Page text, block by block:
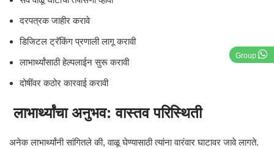
Group
दरपत्रक जाहीर करावे
डिजिटल ट्रॅकिंग प्रणाली लागू करावी
लाभार्थ्यांसाठी हेल्पलाईन सुरू करावी
दोषींवर कठोर कारवाई करावी
लाभार्थ्यांचा अनुभव: वास्तव परिस्थिती
अनेक लाभार्थ्यांनी सांगितले की, वाळू घेण्यासाठी त्यांना वारंवार घाटावर जावे लागते.